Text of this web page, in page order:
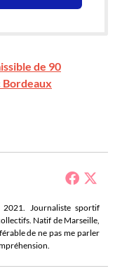
de 90
Journaliste sportif
Natif de Marseille,
de ne pas me parler